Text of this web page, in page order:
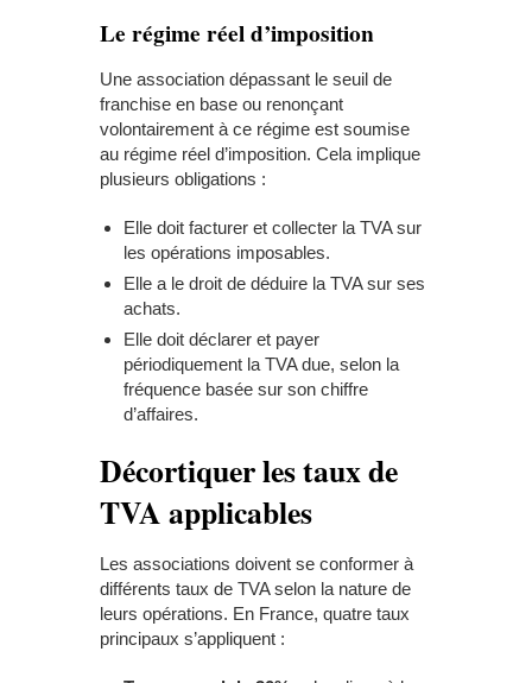
Le régime réel d’imposition
Une association dépassant le seuil de
franchise en base ou renonçant
volontairement à ce régime est soumise
au régime réel d’imposition. Cela implique
plusieurs obligations :
Elle doit facturer et collecter la TVA sur
les opérations imposables.
Elle a le droit de déduire la TVA sur ses
achats.
Elle doit déclarer et payer
périodiquement la TVA due, selon la
fréquence basée sur son chiffre
d’affaires.
Décortiquer les taux de
TVA applicables
Les associations doivent se conformer à
différents taux de TVA selon la nature de
leurs opérations. En France, quatre taux
principaux s’appliquent :